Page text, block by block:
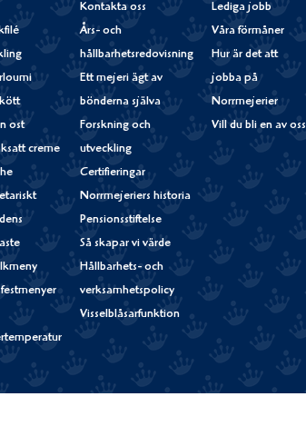
ost
creme
Kontakta oss
Års- och
hållbarhetsredovisning
Ett mejeri ägt av
bönderna själva
Forskning och
utveckling
Certifieringar
Norrmejeriers historia
Pensionsstiftelse
Så skapar vi värde
Hållbarhets- och
verksamhetspolicy
Visselblåsarfunktion
Lediga jobb
Våra förmåner
Hur är det att
jobba på
Norrmejerier
Vill du bli en av oss